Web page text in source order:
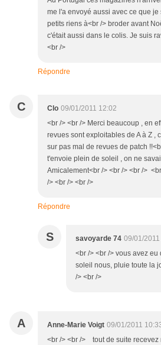
me l'a envoyé aussi avec ce que
petits riens à<br /> broder avant
c'était aussi dans le colis. Je suis
<br />
Répondre
C Clo 09/01/2011 12:02
<br /> <br /> Merci beaucoup , en
revues sont exploitables de A à Z ,
sur pas mal de revues de patch
t'envoie plein de soleil , on ne
Amicalement<br /> <br /> <br />
/> <br /> <br />
Répondre
S savoyarde 74 09/01/
<br /> <br /> vous avez
soleil nous, pluie toute la
/> <br />
A Anne-Marie Voigt 09/01/2011
<br /> <br /> tout de suite recevez